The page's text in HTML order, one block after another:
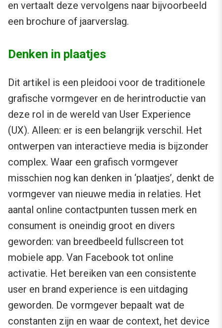
en vertaalt deze vervolgens naar bijvoorbeeld
een brochure of jaarverslag.
Denken in plaatjes
Dit artikel is een pleidooi voor de traditionele
grafische vormgever en de herintroductie van
deze rol in de wereld van User Experience
(UX). Alleen: er is een belangrijk verschil. Het
ontwerpen van interactieve media is bijzonder
complex. Waar een grafisch vormgever
misschien nog kan denken in ‘plaatjes’, denkt de
vormgever van nieuwe media in relaties. Het
aantal online contactpunten tussen merk en
consument is oneindig groot en divers
geworden: van breedbeeld fullscreen tot
mobiele app. Van Facebook tot online
activatie. Het bereiken van een consistente
user en brand experience is een uitdaging
geworden. De vormgever bepaalt wat de
constanten zijn en waar de context, het device